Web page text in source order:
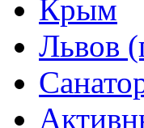
Крым
Львов